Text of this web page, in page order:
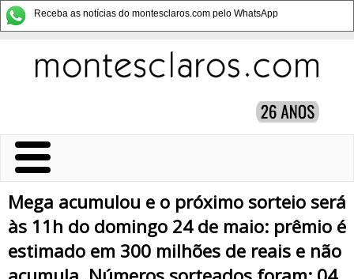
Receba as notícias do montesclaros.com pelo WhatsApp
Mega acumulou e o próximo sorteio será
às 11h do domingo 24 de maio: prêmio é
estimado em 300 milhões de reais e não